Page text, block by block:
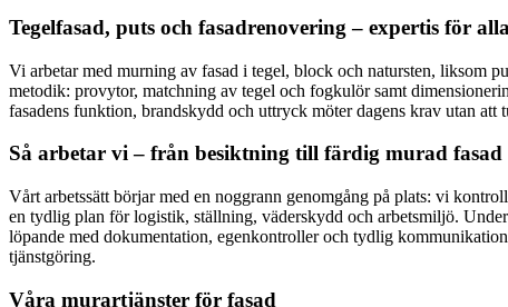
Tegelfasad, puts och fasadrenovering – expertis för
Vi arbetar med murning av fasad i tegel, block och natursten, liksom
metodik: provytor, matchning av tegel och fogkulör samt
fasadens funktion, brandskydd och uttryck möter dagens krav utan att
Så arbetar vi – från besiktning till färdig murad fasad
Vårt arbetssätt börjar med en noggrann genomgång på plats: vi
en tydlig plan för logistik, ställning, väderskydd och arbetsmiljö.
löpande med dokumentation, egenkontroller och tydlig
tjänstgöring.
Våra murartjänster för fasad